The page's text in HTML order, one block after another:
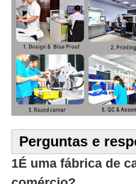
Perguntas e
1É uma fábrica de